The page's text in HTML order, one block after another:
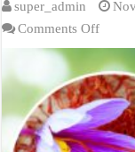
super_admin
Comments Offon
জাফরান
গাছের
চাষ
পদ্ধতি:
সহজ